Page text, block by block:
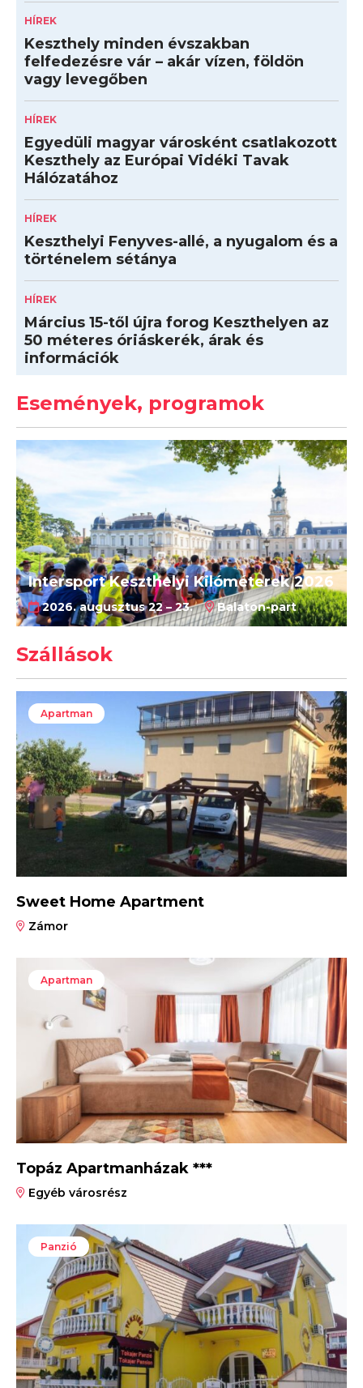
HÍREK
Keszthely minden évszakban
felfedezésre vár – akár vízen, földön
vagy levegőben
HÍREK
Egyedüli magyar városként csatlakozott
Keszthely az Európai Vidéki Tavak
Hálózatához
HÍREK
Keszthelyi Fenyves-allé, a nyugalom és a
történelem sétánya
HÍREK
Március 15-től újra forog Keszthelyen az
50 méteres óriáskerék, árak és
információk
Események, programok
Intersport Keszthelyi Kilóméterek 2026
2026. augusztus 22 – 23. Balaton-part
Szállások
Apartman
Sweet Home Apartment
Zámor
Apartman
Topáz Apartmanházak ***
Egyéb városrész
Panzió